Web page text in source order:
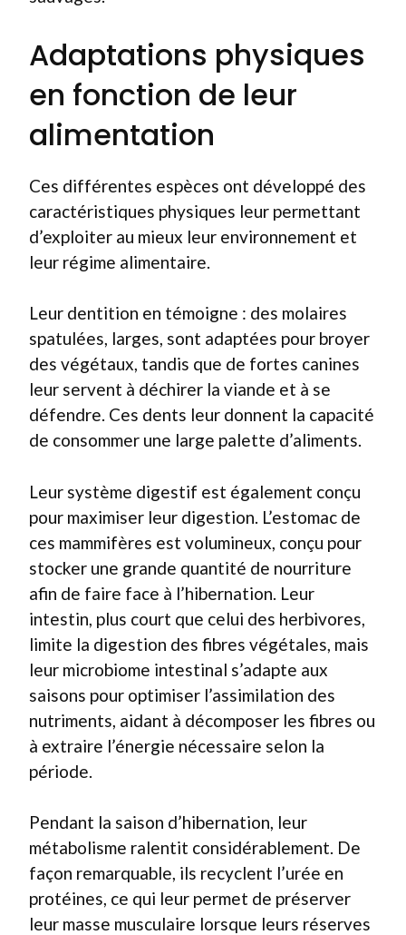
Adaptations physiques
en fonction de leur
alimentation
Ces différentes espèces ont développé des
caractéristiques physiques leur permettant
d’exploiter au mieux leur environnement et
leur régime alimentaire.
Leur dentition en témoigne : des molaires
spatulées, larges, sont adaptées pour broyer
des végétaux, tandis que de fortes canines
leur servent à déchirer la viande et à se
défendre. Ces dents leur donnent la capacité
de consommer une large palette d’aliments.
Leur système digestif est également conçu
pour maximiser leur digestion. L’estomac de
ces mammifères est volumineux, conçu pour
stocker une grande quantité de nourriture
afin de faire face à l’hibernation. Leur
intestin, plus court que celui des herbivores,
limite la digestion des fibres végétales, mais
leur microbiome intestinal s’adapte aux
saisons pour optimiser l’assimilation des
nutriments, aidant à décomposer les fibres ou
à extraire l’énergie nécessaire selon la
période.
Pendant la saison d’hibernation, leur
métabolisme ralentit considérablement. De
façon remarquable, ils recyclent l’urée en
protéines, ce qui leur permet de préserver
leur masse musculaire lorsque leurs réserves